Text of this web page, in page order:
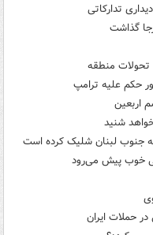
تدارکاتی
گذاشت
تحولات منطقه
حکم علیه ترامپ
اربعین
شنید
خوب پیش می‌رود
حملات ایران